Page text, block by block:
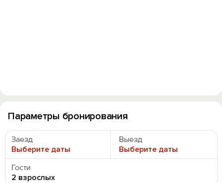
Параметры бронирования
Заезд
Выберите даты
Выезд
Выберите даты
Гости
2 взрослых